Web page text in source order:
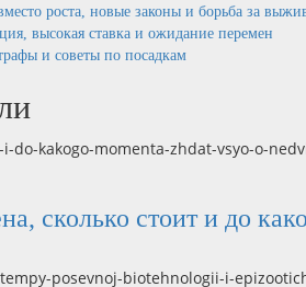
роста, новые законы и борьба за
высокая ставка и ожидание перемен
и советы по посадкам
сколько стоит и до